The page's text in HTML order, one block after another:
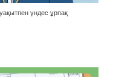
үндес ұрпақ